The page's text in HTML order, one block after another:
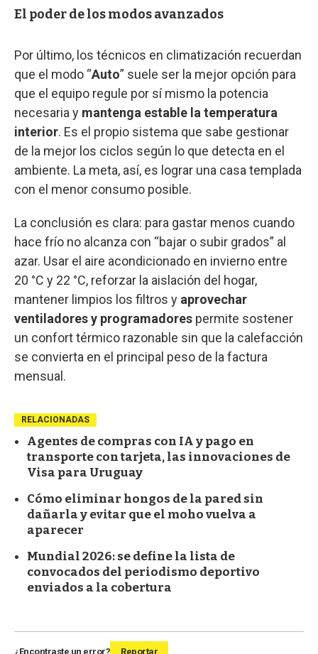
El poder de los modos avanzados
Por último, los técnicos en climatización recuerdan
que el modo “Auto” suele ser la mejor opción para
que el equipo regule por sí mismo la potencia
necesaria y mantenga estable la temperatura
interior. Es el propio sistema que sabe gestionar
de la mejor los ciclos según lo que detecta en el
ambiente. La meta, así, es lograr una casa templada
con el menor consumo posible.
La conclusión es clara: para gastar menos cuando
hace frío no alcanza con “bajar o subir grados” al
azar. Usar el aire acondicionado en invierno entre
20 °C y 22 °C, reforzar la aislación del hogar,
mantener limpios los filtros y aprovechar
ventiladores y programadores permite sostener
un confort térmico razonable sin que la calefacción
se convierta en el principal peso de la factura
mensual.
RELACIONADAS
Agentes de compras con IA y pago en
transporte con tarjeta, las innovaciones de
Visa para Uruguay
Cómo eliminar hongos de la pared sin
dañarla y evitar que el moho vuelva a
aparecer
Mundial 2026: se define la lista de
convocados del periodismo deportivo
enviados a la cobertura
¿Encontraste un error? Reportar